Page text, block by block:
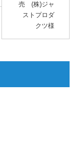
売 (株)ジャ
ストプロダ
クツ様